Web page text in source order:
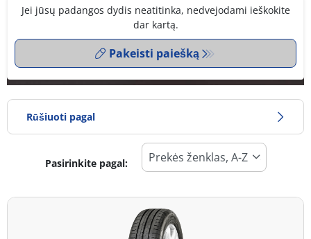
Jei jūsų padangos dydis neatitinka, nedvejodami ieškokite
dar kartą.
Pakeisti paiešką
Rūšiuoti pagal
Padangos tipas
Visi tipai (195)
Pasirinkite pagal: